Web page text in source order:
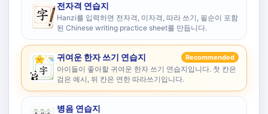
전자격 연습지
Hanzi를 입력하면 전자격, 미자격, 따라 쓰기, 필순이 포함
된 Chinese writing practice sheet를 만듭니다.
귀여운 한자 쓰기 연습지 Recommended
아이들이 좋아할 귀여운 한자 쓰기 연습지입니다. 첫 칸은
검은 예시, 뒤 칸은 연한 따라쓰기입니다.
병음 연습지